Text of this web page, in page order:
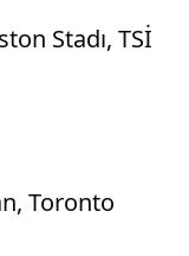
Stadı, TSİ
Toronto